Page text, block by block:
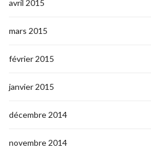
avril 2015
mars 2015
février 2015
janvier 2015
décembre 2014
novembre 2014